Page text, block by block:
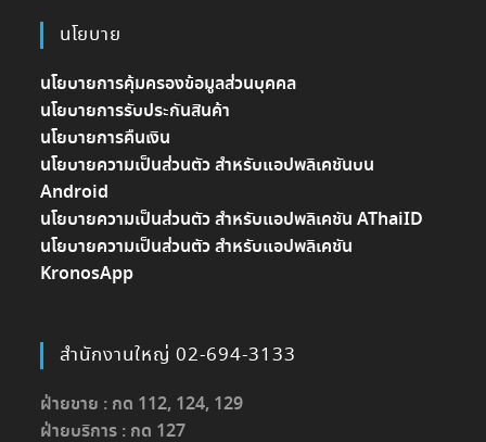
นโยบาย
นโยบายการคุ้มครองข้อมูลส่วนบุคคล
นโยบายการรับประกันสินค้า
นโยบายการคืนเงิน
นโยบายความเป็นส่วนตัว สำหรับแอปพลิเคชันบน
Android
นโยบายความเป็นส่วนตัว สำหรับแอปพลิเคชัน AThaiID
นโยบายความเป็นส่วนตัว สำหรับแอปพลิเคชัน
KronosApp
สำนักงานใหญ่ 02-694-3133
ฝ่ายขาย : กด 112, 124, 129
ฝ่ายบริการ : กด 127